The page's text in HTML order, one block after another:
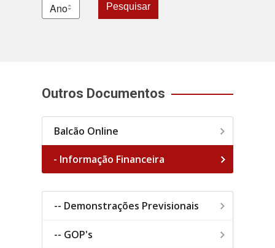
Pesquisar
Outros Documentos
Balcão Online
- Informação Financeira
-- Demonstrações Previsionais
-- GOP's